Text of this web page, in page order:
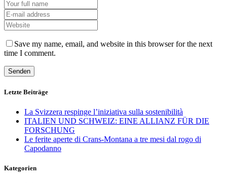
Save my name, email, and website in this browser for the next
time I comment.
Letzte Beiträge
La Svizzera respinge l’iniziativa sulla sostenibilità
ITALIEN UND SCHWEIZ: EINE ALLIANZ FÜR DIE
FORSCHUNG
Le ferite aperte di Crans-Montana a tre mesi dal rogo di
Capodanno
Kategorien